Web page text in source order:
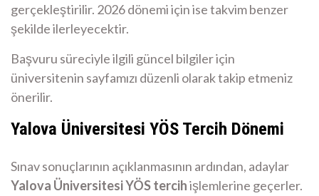
gerçekleştirilir. 2026 dönemi için ise takvim benzer
şekilde ilerleyecektir.
Başvuru süreciyle ilgili güncel bilgiler için
üniversitenin sayfamızı düzenli olarak takip etmeniz
önerilir.
Yalova Üniversitesi YÖS Tercih Dönemi
Sınav sonuçlarının açıklanmasının ardından, adaylar
Yalova Üniversitesi YÖS tercihişlemlerine geçerler.